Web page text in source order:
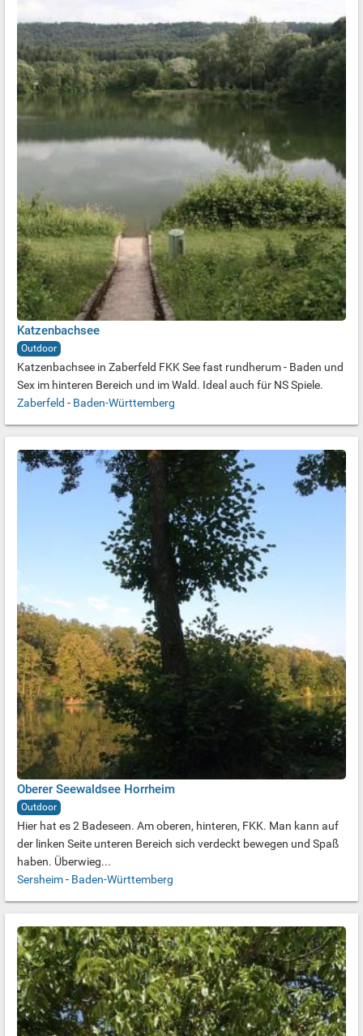
Katzenbachsee
Outdoor
Katzenbachsee in Zaberfeld FKK See fast rundherum - Baden und
Sex im hinteren Bereich und im Wald. Ideal auch für NS Spiele.
Zaberfeld - Baden-Württemberg
Oberer Seewaldsee Horrheim
Outdoor
Hier hat es 2 Badeseen. Am oberen, hinteren, FKK. Man kann auf
der linken Seite unteren Bereich sich verdeckt bewegen und Spaß
haben. Überwieg...
Sersheim- Baden-Württemberg